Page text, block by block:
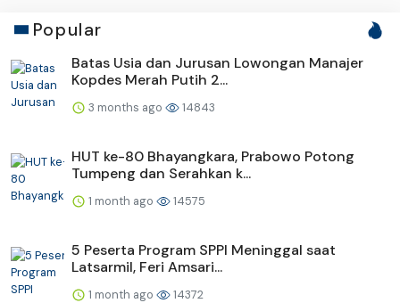
Popular
Batas Usia dan Jurusan Lowongan Manajer
Kopdes Merah Putih 2...
3 months ago 14843
HUT ke-80 Bhayangkara, Prabowo Potong
Tumpeng dan Serahkan k...
1 month ago 14575
5 Peserta Program SPPI Meninggal saat
Latsarmil, Feri Amsari...
1 month ago 14372